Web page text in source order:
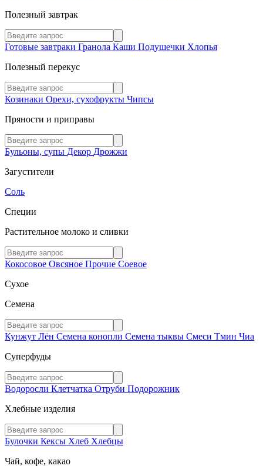
Полезный завтрак
Готовые завтраки Гранола Каши Подушечки Хлопья
Полезный перекус
Козинаки Орехи, сухофрукты Чипсы
Пряности и приправы
Бульоны, супы Декор Дрожжи
Загустители
Соль
Специи
Растительное молоко и сливки
Кокосовое Овсяное Прочие Соевое
Сухое
Семена
Кунжут Лён Семена конопли Семена тыквы Смеси Тмин Чиа
Суперфуды
Водоросли Клетчатка Отруби Подорожник
Хлебные изделия
Булочки Кексы Хлеб Хлебцы
Чай, кофе, какао